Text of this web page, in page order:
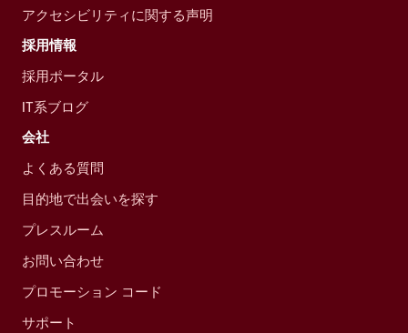
アクセシビリティに関する声明
採用情報
採用ポータル
IT系ブログ
会社
よくある質問
目的地で出会いを探す
プレスルーム
お問い合わせ
プロモーション コード
サポート